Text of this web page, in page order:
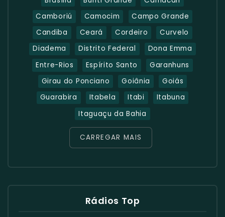
Camboriú
Camocim
Campo Grande
Candiba
Ceará Cordeiro
Curvelo
Diadema
Distrito Federal
Dona Emma
Entre-Rios
Espírito Santo
Garanhuns
Girau do Ponciano
Goiânia
Goiás
Guarabira
Itabela Itabi
Itabuna
Itaguaçu da Bahia
CARREGAR MAIS
Rádios Top